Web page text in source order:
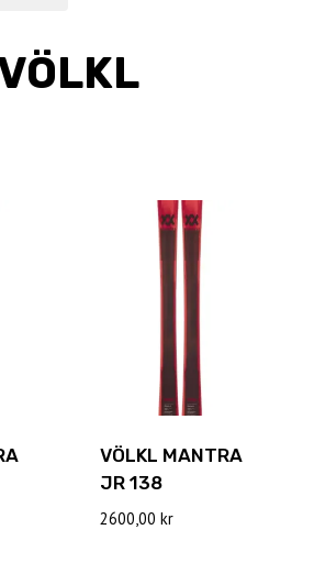
VÖLKL MANTRA
JR 138
2600,00 kr